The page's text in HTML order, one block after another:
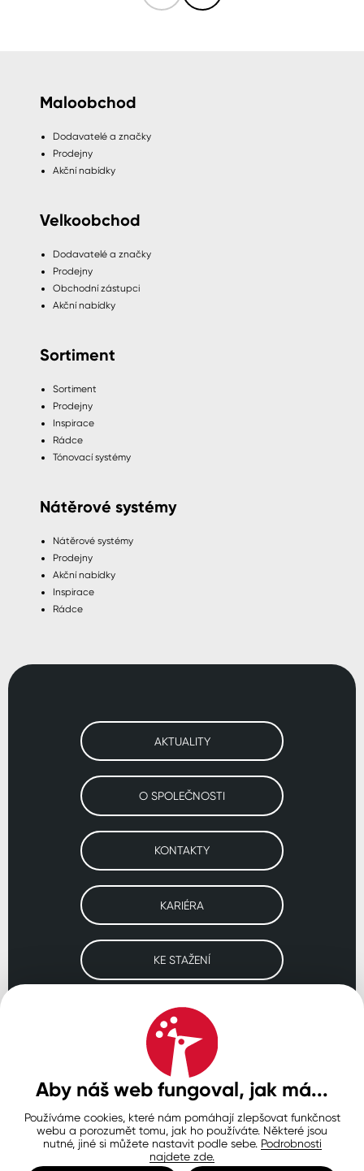
Maloobchod
Dodavatelé a značky
Prodejny
Akční nabídky
Velkoobchod
Dodavatelé a značky
Prodejny
Obchodní zástupci
Akční nabídky
Sortiment
Sortiment
Prodejny
Inspirace
Rádce
Tónovací systémy
Nátěrové systémy
Nátěrové systémy
Prodejny
Akční nabídky
Inspirace
Rádce
AKTUALITY
O SPOLEČNOSTI
KONTAKTY
KARIÉRA
KE STAŽENÍ
Navštivte naše pobočky
SLOVENSKO POLSKO
Ochrana osobních údajů
Zásady používání souborů cookie
Nastavení cookies
© Copyright 2026 COLORLAK
Aby náš web fungoval, jak má...
Používáme cookies, které nám pomáhají zlepšovat funkčnost
webu a porozumět tomu, jak ho používáte. Některé jsou
nutné, jiné si můžete nastavit podle sebe. Podrobnosti
najdete zde.